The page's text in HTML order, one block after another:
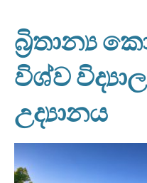
බ්‍රිතාන්‍ය
විශ්ව
උද්‍යානය